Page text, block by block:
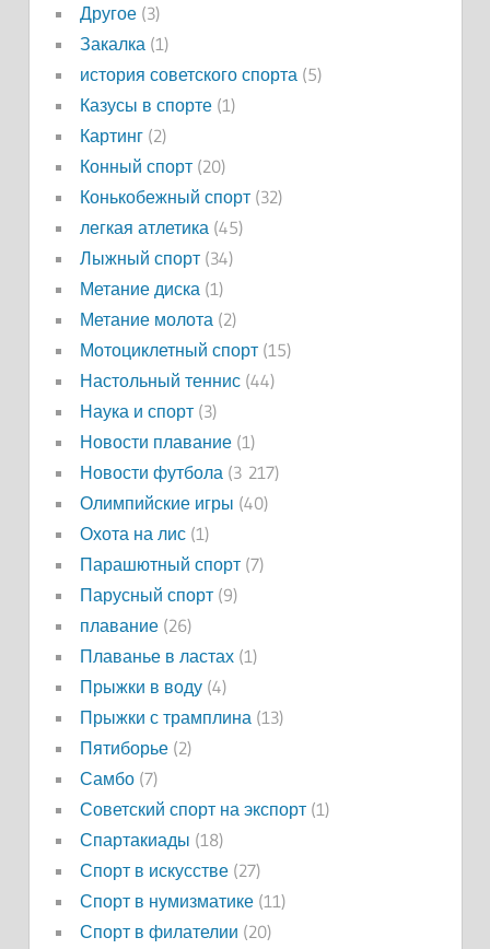
Другое(3)
Закалка(1)
история советского спорта(5)
Казусы в спорте(1)
Картинг(2)
Конный спорт(20)
Конькобежный спорт(32)
легкая атлетика(45)
Лыжный спорт(34)
Метание диска(1)
Метание молота(2)
Мотоциклетный спорт(15)
Настольный теннис(44)
Наука и спорт(3)
Новости плавание(1)
Новости футбола(3 217)
Олимпийские игры (40)
Охота на лис(1)
Парашютный спорт(7)
Парусный спорт(9)
плавание(26)
Плаванье в ластах(1)
Прыжки в воду(4)
Прыжки с трамплина(13)
Пятиборье(2)
Самбо(7)
Советский спорт на экспорт(1)
Спартакиады (18)
Спорт в искусстве(27)
Спорт в нумизматике(11)
Спорт в филателии (20)